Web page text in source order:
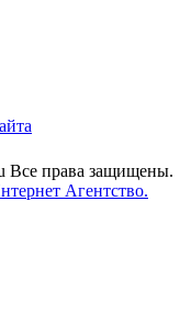
Все права защищены.
Агентство.